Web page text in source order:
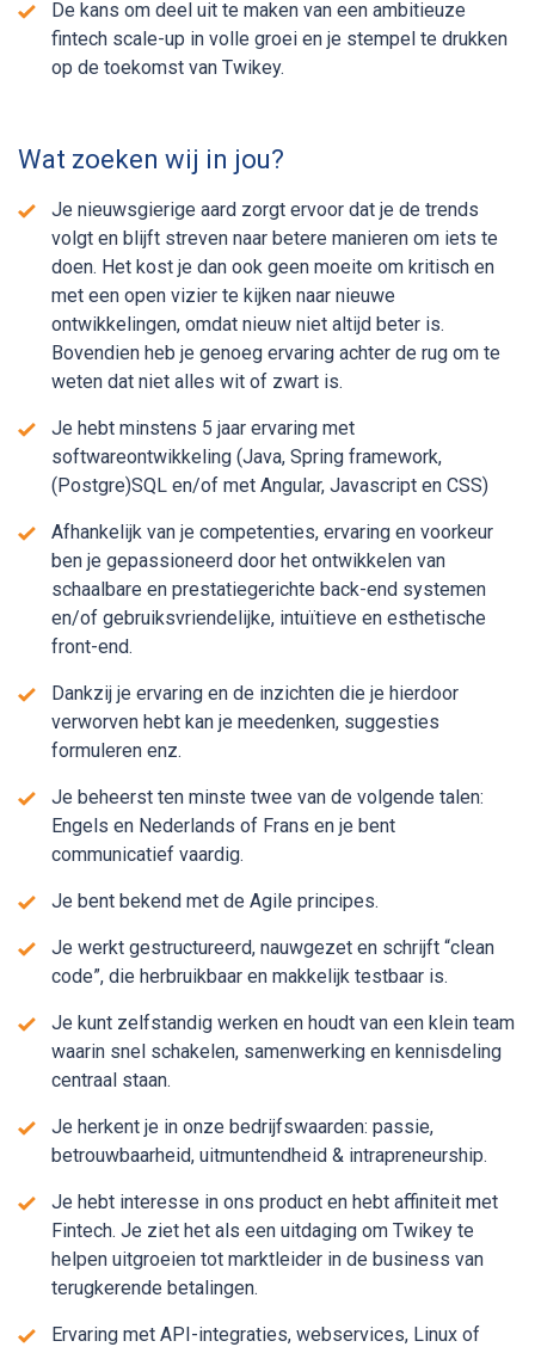
De kans om deel uit te maken van een ambitieuze
fintech scale-up in volle groei en je stempel te drukken
op de toekomst van Twikey.
Wat zoeken wij in jou?
Je nieuwsgierige aard zorgt ervoor dat je de trends
volgt en blijft streven naar betere manieren om iets te
doen. Het kost je dan ook geen moeite om kritisch en
met een open vizier te kijken naar nieuwe
ontwikkelingen, omdat nieuw niet altijd beter is.
Bovendien heb je genoeg ervaring achter de rug om te
weten dat niet alles wit of zwart is.
Je hebt minstens 5 jaar ervaring met
softwareontwikkeling (Java, Spring framework,
(Postgre)SQL en/of met Angular, Javascript en CSS)
Afhankelijk van je competenties, ervaring en voorkeur
ben je gepassioneerd door het ontwikkelen van
schaalbare en prestatiegerichte back-end systemen
en/of gebruiksvriendelijke, intuïtieve en esthetische
front-end.
Dankzij je ervaring en de inzichten die je hierdoor
verworven hebt kan je meedenken, suggesties
formuleren enz.
Je beheerst ten minste twee van de volgende talen:
Engels en Nederlands of Frans en je bent
communicatief vaardig.
Je bent bekend met de Agile principes.
Je werkt gestructureerd, nauwgezet en schrijft “clean
code”, die herbruikbaar en makkelijk testbaar is.
Je kunt zelfstandig werken en houdt van een klein team
waarin snel schakelen, samenwerking en kennisdeling
centraal staan.
Je herkent je in onze bedrijfswaarden: passie,
betrouwbaarheid, uitmuntendheid & intrapreneurship.
Je hebt interesse in ons product en hebt affiniteit met
Fintech. Je ziet het als een uitdaging om Twikey te
helpen uitgroeien tot marktleider in de business van
terugkerende betalingen.
Ervaring met API-integraties, webservices, Linux of